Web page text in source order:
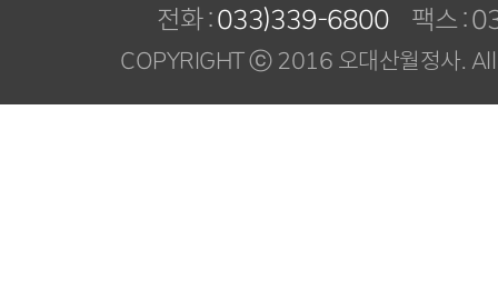
전화 :033)339-6800 팩스 :
COPYRIGHT ⓒ 2016 오대산월정사.